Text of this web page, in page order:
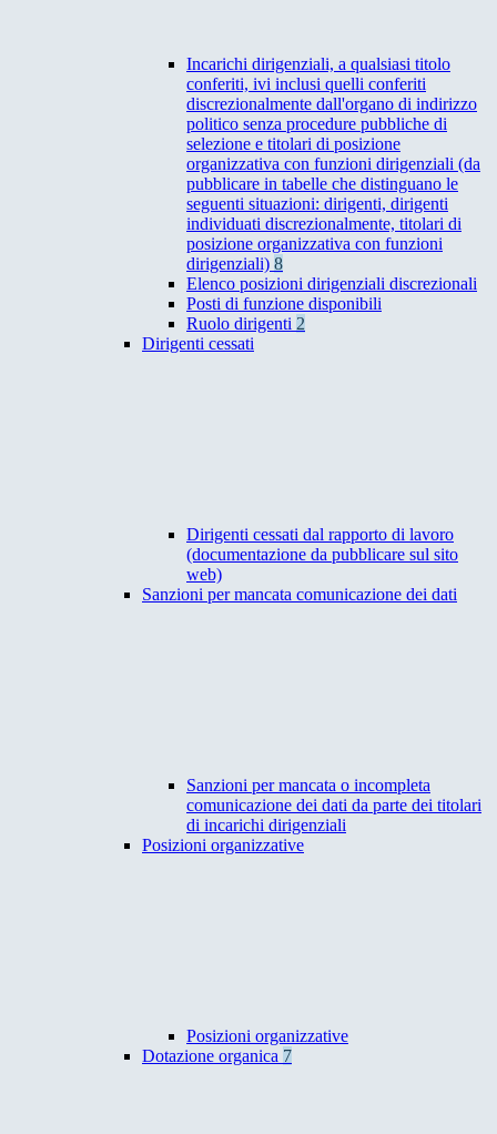
Incarichi dirigenziali, a qualsiasi titolo
conferiti, ivi inclusi quelli conferiti
discrezionalmente dall'organo di indirizzo
politico senza procedure pubbliche di
selezione e titolari di posizione
organizzativa con funzioni dirigenziali (da
pubblicare in tabelle che distinguano le
seguenti situazioni: dirigenti, dirigenti
individuati discrezionalmente, titolari di
posizione organizzativa con funzioni
dirigenziali) 8
Elenco posizioni dirigenziali discrezionali
Posti di funzione disponibili
Ruolo dirigenti 2
Dirigenti cessati
Dirigenti cessati dal rapporto di lavoro
(documentazione da pubblicare sul sito
web)
Sanzioni per mancata comunicazione dei dati
Sanzioni per mancata o incompleta
comunicazione dei dati da parte dei titolari
di incarichi dirigenziali
Posizioni organizzative
Posizioni organizzative
Dotazione organica 7